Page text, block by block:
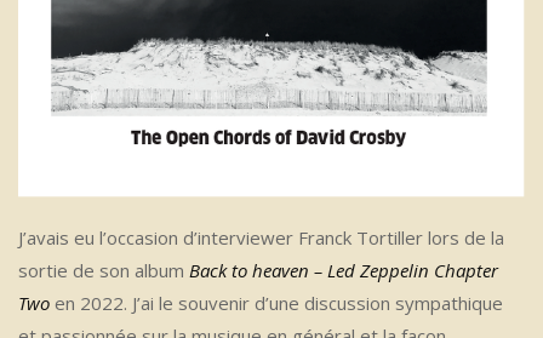
J’avais eu l’occasion d’interviewer Franck Tortiller lors de la
sortie de son album Back to heaven – Led Zeppelin Chapter
Two en 2022. J’ai le souvenir d’une discussion sympathique